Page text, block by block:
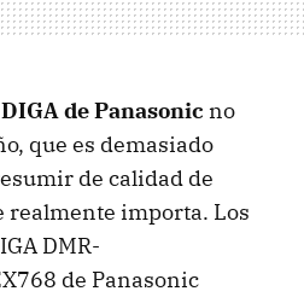
de Panasonic no
que es demasiado
de calidad de
realmente importa. Los
DMR-
de Panasonic